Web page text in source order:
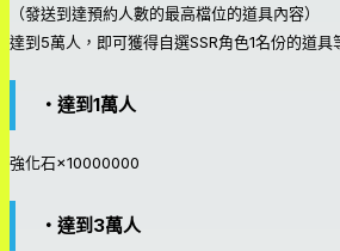
（發送到達預約人數的最高檔位的道具內容）
達到5萬人，即可獲得自選SSR角色1名份的道具
・達到1萬人
強化石×10000000
・達到3萬人